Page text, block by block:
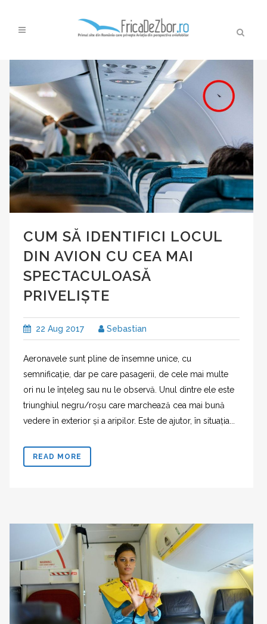
CUM SĂ IDENTIFICI LOCUL
DIN AVION CU CEA MAI
SPECTACULOASĂ
PRIVELIȘTE
22 Aug 2017 Sebastian
Aeronavele sunt pline de însemne unice, cu
semnificație, dar pe care pasagerii, de cele mai multe
ori nu le înțeleg sau nu le observă. Unul dintre ele este
triunghiul negru/roșu care marchează cea mai bună
vedere în exterior și a aripilor. Este de ajutor, în situația...
READ MORE